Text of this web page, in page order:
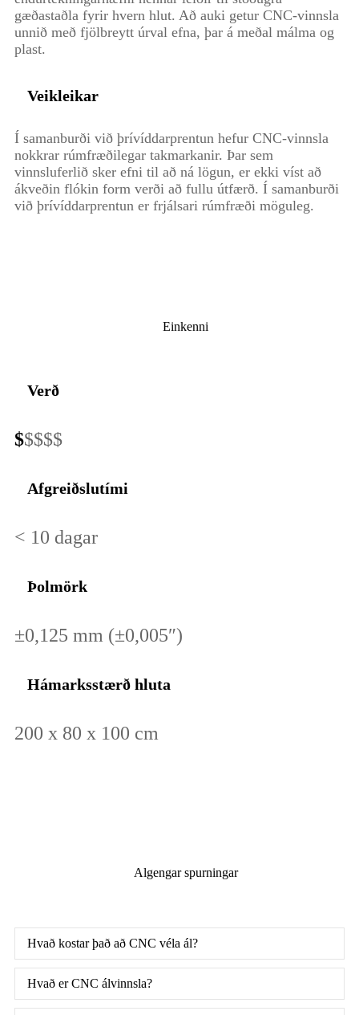
gæðastaðla fyrir hvern hlut. Að auki getur CNC-vinnsla
unnið með fjölbreytt úrval efna, þar á meðal málma og
plast.
Veikleikar
Í samanburði við þrívíddarprentun hefur CNC-vinnsla
nokkrar rúmfræðilegar takmarkanir. Þar sem
vinnsluferlið sker efni til að ná lögun, er ekki víst að
ákveðin flókin form verði að fullu útfærð. Í samanburði
við þrívíddarprentun er frjálsari rúmfræði möguleg.
Einkenni
Verð
$$$$$
Afgreiðslutími
< 10 dagar
Þolmörk
±0,125 mm (±0,005″)
Hámarksstærð hluta
200 x 80 x 100 cm
Algengar spurningar
Hvað kostar það að CNC véla ál?
Hvað er CNC álvinnsla?